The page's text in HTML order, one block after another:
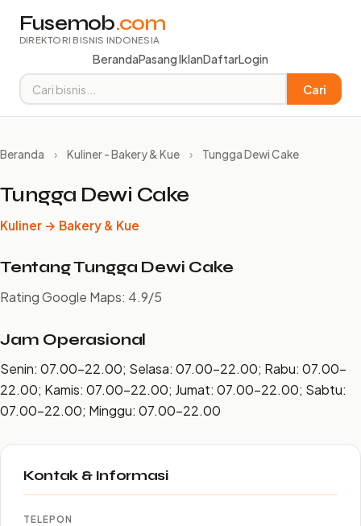
Fusemob.com
DIREKTORI BISNIS INDONESIA
BerandaPasang IklanDaftarLogin
Cari
Beranda › Kuliner - Bakery & Kue › Tungga Dewi Cake
Tungga Dewi Cake
Kuliner → Bakery & Kue
Tentang Tungga Dewi Cake
Rating Google Maps: 4.9/5
Jam Operasional
Senin: 07.00–22.00; Selasa: 07.00–22.00; Rabu: 07.00–
22.00; Kamis: 07.00–22.00; Jumat: 07.00–22.00; Sabtu:
07.00–22.00; Minggu: 07.00–22.00
Kontak & Informasi
TELEPON